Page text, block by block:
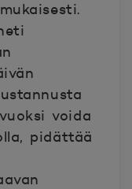
voida
pidättää